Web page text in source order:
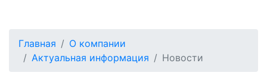
Главная
О компании
Актуальная информация
Новости